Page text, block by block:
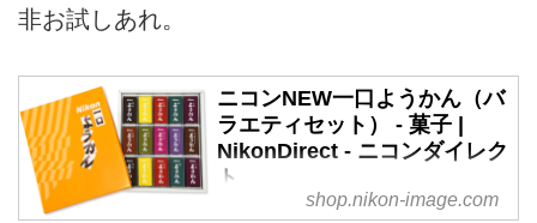
非お試しあれ。
ニコンNEW一口ようかん（バ
ラエティセット） - 菓子 |
NikonDirect - ニコンダイレク
ト
ニコンNEW一口ようかん（バラ
shop.nikon-image.com